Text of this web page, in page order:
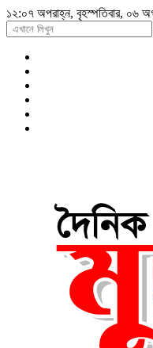
১২:০৭ অপরাহ্ন, বৃহস্পতিবার, ০৬